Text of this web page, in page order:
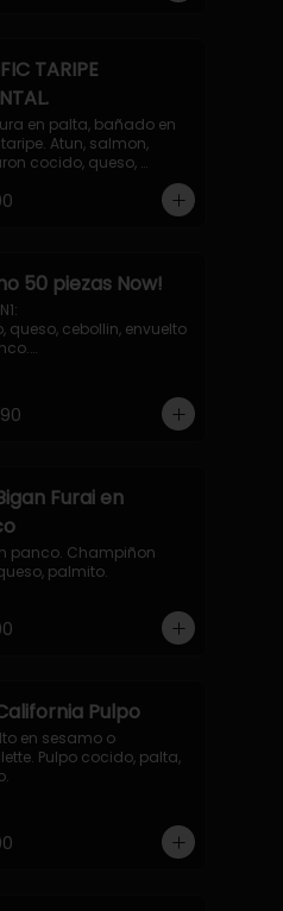
TARIPE
en palta, bañado en
Atun, salmon,
cocido, queso,
50 piezas Now!
queso, cebollin, envuelto
pepino, queso,
en palta.
queso, cebollin, envuelto
queso, cebollin,
en panco.
queso, palta, envuelto
Furai en
panco. Champiñon
palmito.
Pulpo
en sesamo o
Pulpo cocido, palta,